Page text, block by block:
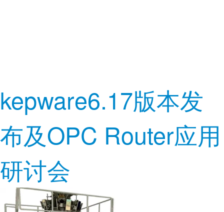
kepware6.17版本发
布及OPC Router应用
研讨会